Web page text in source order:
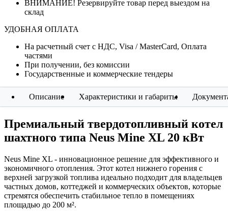
ВНИМАНИЕ! Резервируйте товар перед выездом на
склад
УДОБНАЯ ОПЛАТА
На расчетный счет с НДС, Visa / MasterCard, Оплата
частями
При получении, без комиссии
Государственные и коммерческие тендеры
Описание Характеристики и габариты
Премиальный твердотопливный котел
шахтного типа Neus Mine XL 20 кВт
Neus Mine XL - инновационное решение для эффективного и
экономичного отопления. Этот котел нижнего горения с
верхней загрузкой топлива идеально подходит для владельцев
частных домов, коттеджей и коммерческих объектов, которые
стремятся обеспечить стабильное тепло в помещениях
площадью до 200 м².